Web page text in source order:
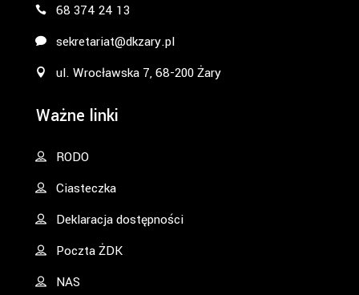
68 374 24 13
sekretariat@dkzary.pl
ul. Wrocławska 7, 68-200 Żary
Ważne linki
RODO
Ciasteczka
Deklaracja dostępności
Poczta ŻDK
NAS